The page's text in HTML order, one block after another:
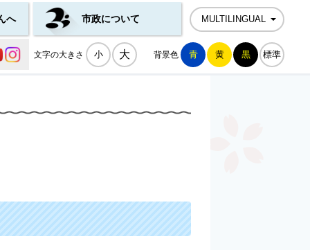
へ 市政について MULTILINGUAL
文字の大きさ 小 大 背景色 青 黄 黒 標準